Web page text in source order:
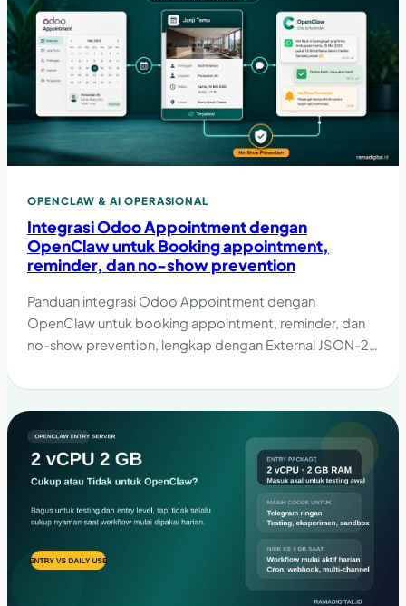
OPENCLAW & AI OPERASIONAL
Integrasi Odoo Appointment dengan
OpenClaw untuk Booking appointment,
reminder, dan no-show prevention
Panduan integrasi Odoo Appointment dengan
OpenClaw untuk booking appointment, reminder, dan
no-show prevention, lengkap dengan External JSON-2